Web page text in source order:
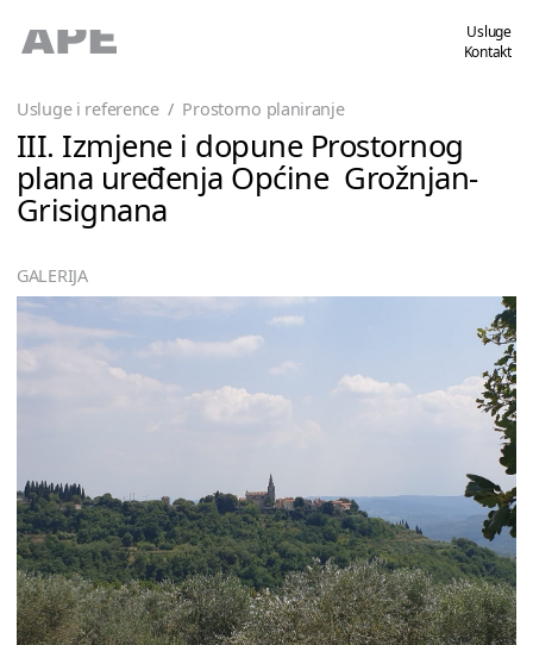
Usluge
Kontakt
Usluge i reference/ Prostorno planiranje
III. Izmjene i dopune Prostornog
plana uređenja Općine Grožnjan-
Grisignana
GALERIJA